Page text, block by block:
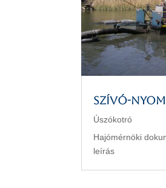
Szívó-
Úszókotró
Hajómérnöki
leírás